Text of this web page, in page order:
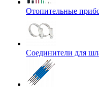
Отопительные
Соединители для